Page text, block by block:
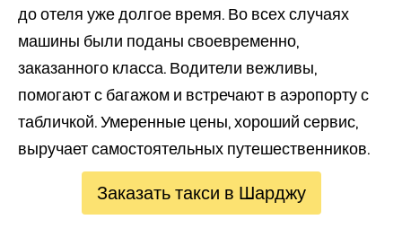
до отеля уже долгое время. Во всех случаях
машины были поданы своевременно,
заказанного класса. Водители вежливы,
помогают с багажом и встречают в аэропорту с
табличкой. Умеренные цены, хороший сервис,
выручает самостоятельных путешественников.
Заказать такси в Шарджу